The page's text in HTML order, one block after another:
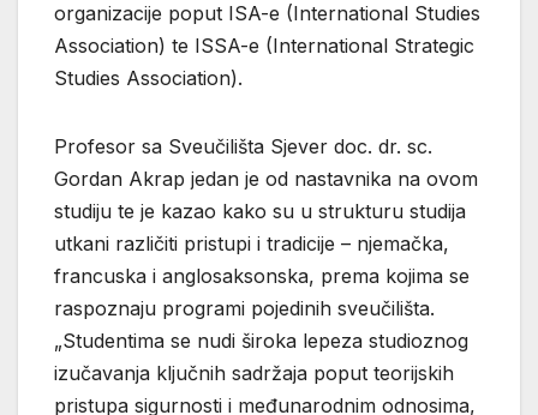
organizacije poput ISA-e (International Studies
Association) te ISSA-e (International Strategic
Studies Association).
Profesor sa Sveučilišta Sjever doc. dr. sc.
Gordan Akrap jedan je od nastavnika na ovom
studiju te je kazao kako su u strukturu studija
utkani različiti pristupi i tradicije – njemačka,
francuska i anglosaksonska, prema kojima se
raspoznaju programi pojedinih sveučilišta.
„Studentima se nudi široka lepeza studioznog
izučavanja ključnih sadržaja poput teorijskih
pristupa sigurnosti i međunarodnim odnosima,